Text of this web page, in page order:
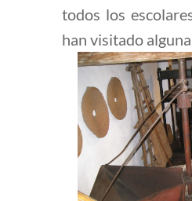
todos los
han visitado